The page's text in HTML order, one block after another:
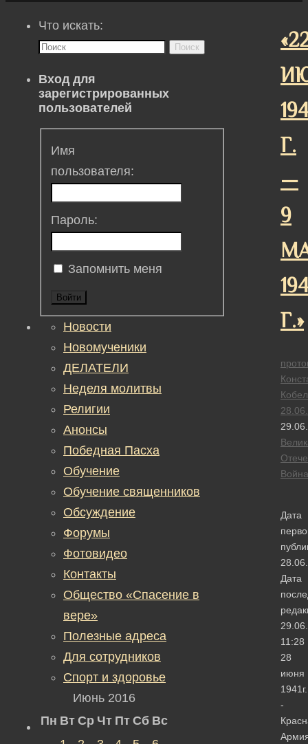
Г.
—
9
Г.»­
Война
Дата
Дата
11:28
28
июня
1941г.
­
Что искать:
Поиск
Вход для
зарегистрированных
пользователей
Имя
пользователя:
Пароль:
Запомнить меня
Войти
Новости
Новомученики
ДЕЛАТЕЛИ
Неделя молитвы
Религии
Анонсы
Победная Пасха
Обучение
Обучение священников
Обсуждение
Форумы
Фотовидео
Контакты
Общество «Спасение в
вере»
Полезные адреса
Для сотрудников
Спорт и здоровье
Июнь 2016
Пн Вт Ср Чт Пт Сб Вс